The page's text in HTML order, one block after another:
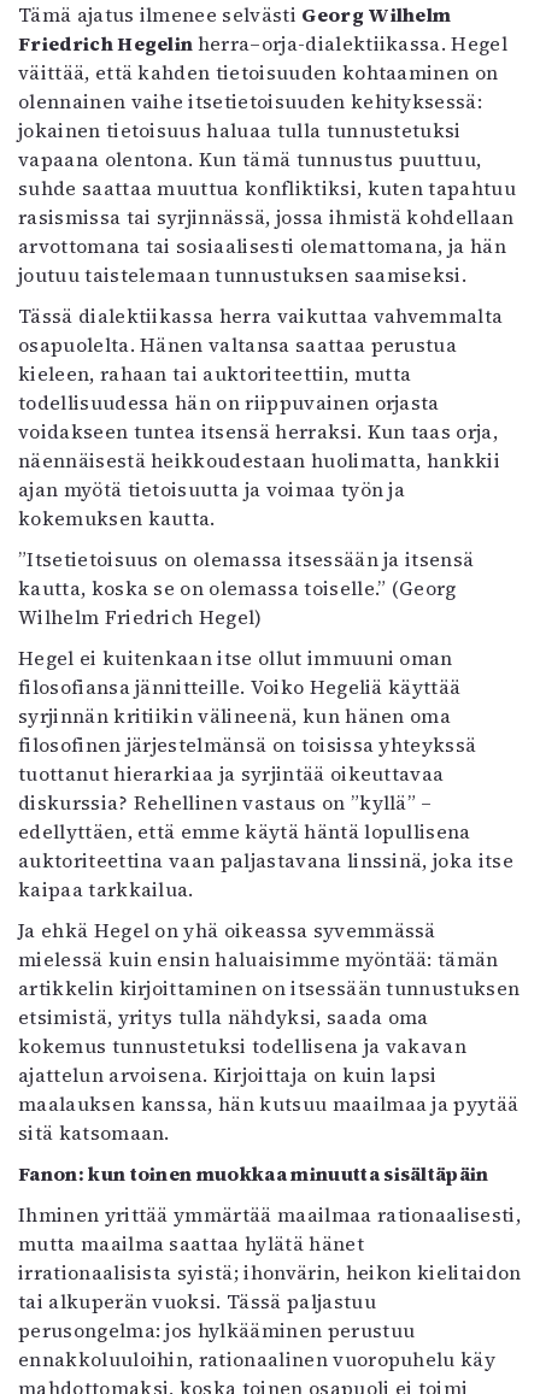
Tämä ajatus ilmenee selvästi Georg Wilhelm
Friedrich Hegelinherra–orja-dialektiikassa. Hegel
väittää, että kahden tietoisuuden kohtaaminen on
olennainen vaihe itsetietoisuuden kehityksessä:
jokainen tietoisuus haluaa tulla tunnustetuksi
vapaana olentona. Kun tämä tunnustus puuttuu,
suhde saattaa muuttua konfliktiksi, kuten tapahtuu
rasismissa tai syrjinnässä, jossa ihmistä kohdellaan
arvottomana tai sosiaalisesti olemattomana, ja hän
joutuu taistelemaan tunnustuksen saamiseksi.
Tässä dialektiikassa herra vaikuttaa vahvemmalta
osapuolelta. Hänen valtansa saattaa perustua
kieleen, rahaan tai auktoriteettiin, mutta
todellisuudessa hän on riippuvainen orjasta
voidakseen tuntea itsensä herraksi. Kun taas orja,
näennäisestä heikkoudestaan huolimatta, hankkii
ajan myötä tietoisuutta ja voimaa työn ja
kokemuksen kautta.
”Itsetietoisuus on olemassa itsessään ja itsensä
kautta, koska se on olemassa toiselle.” (Georg
Wilhelm Friedrich Hegel)
Hegel ei kuitenkaan itse ollut immuuni oman
filosofiansa jännitteille. Voiko Hegeliä käyttää
syrjinnän kritiikin välineenä, kun hänen oma
filosofinen järjestelmänsä on toisissa yhteykssä
tuottanut hierarkiaa ja syrjintää oikeuttavaa
diskurssia? Rehellinen vastaus on ”kyllä” –
edellyttäen, että emme käytä häntä lopullisena
auktoriteettina vaan paljastavana linssinä, joka itse
kaipaa tarkkailua.
Ja ehkä Hegel on yhä oikeassa syvemmässä
mielessä kuin ensin haluaisimme myöntää: tämän
artikkelin kirjoittaminen on itsessään tunnustuksen
etsimistä, yritys tulla nähdyksi, saada oma
kokemus tunnustetuksi todellisena ja vakavan
ajattelun arvoisena. Kirjoittaja on kuin lapsi
maalauksen kanssa, hän kutsuu maailmaa ja pyytää
sitä katsomaan.
Fanon: kun toinen muokkaa minuutta sisältäpäin
Ihminen yrittää ymmärtää maailmaa rationaalisesti,
mutta maailma saattaa hylätä hänet
irrationaalisista syistä; ihonvärin, heikon kielitaidon
tai alkuperän vuoksi. Tässä paljastuu
perusongelma: jos hylkääminen perustuu
ennakkoluuloihin, rationaalinen vuoropuhelu käy
mahdottomaksi, koska toinen osapuoli ei toimi